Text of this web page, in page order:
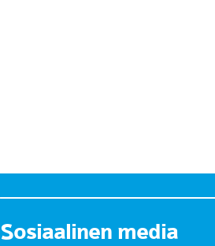
Sosiaalinen media